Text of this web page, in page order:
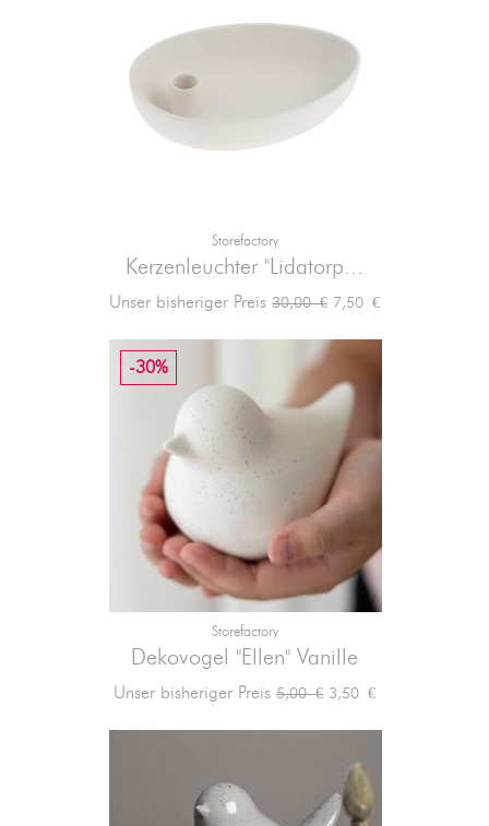
Storefactory
Kerzenleuchter "Lidatorp...
Unser bisheriger Preis Verkaufspreis
30,00 € Preis
7,50 €
Storefactory
Dekovogel "Ellen" Vanille
Unser bisheriger Preis Verkaufspreis
5,00 €
-30%
Preis
3,50 €